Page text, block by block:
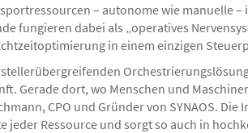
– autonome wie manuelle
fungieren dabei als „operatives
in einem einzigen
Gerade dort, wo Menschen und
CPO und Gründer von SYNAOS.
Ressource und sorgt so auch in